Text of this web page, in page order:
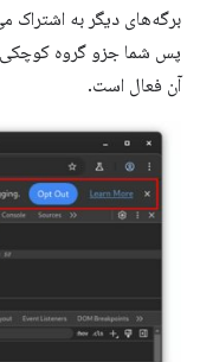
برگه‌های دیگر به اشتراک
پس شما جزو گروه
آن فعال است.